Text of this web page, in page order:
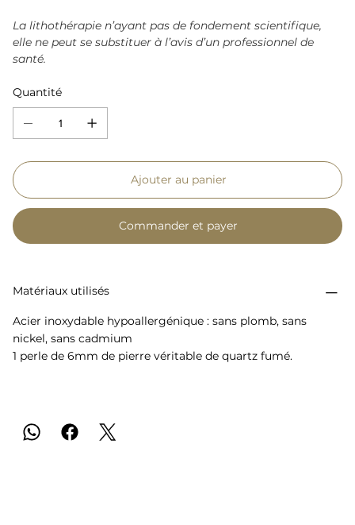
La lithothérapie n’ayant pas de fondement scientifique,
elle ne peut se substituer à l’avis d’un professionnel de
santé.
Quantité
Ajouter au panier
Commander et payer
Matériaux utilisés
Acier inoxydable hypoallergénique : sans plomb, sans
nickel, sans cadmium
1 perle de 6mm de pierre véritable de quartz fumé.